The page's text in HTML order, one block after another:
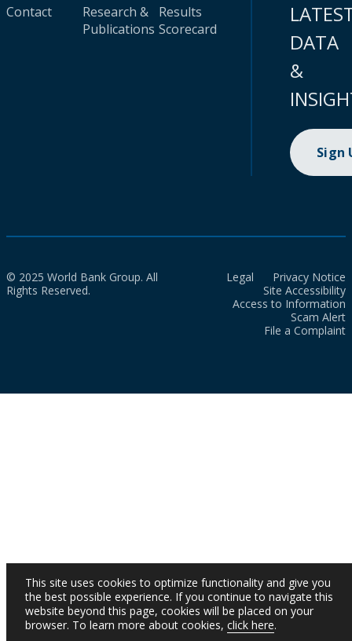
Contact
Research &
Publications
Results
Scorecard
DATA
&
Sign
© 2025 World Bank Group. All
Rights Reserved.
Legal
Privacy Notice
Site Accessibility
Access to Information
Scam Alert
File a Complaint
This site uses cookies to optimize functionality and give you
the best possible experience. If you continue to navigate this
website beyond this page, cookies will be placed on your
browser. To learn more about cookies, click here.